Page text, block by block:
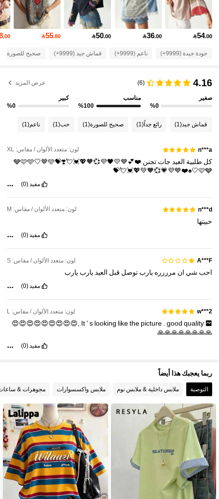
1.3M متابعون
4.83 1.3M متابعون
4.83 1.3M متابعون
4.83 1.3M متابعون
54.00
36.00
50.00
55.80
.00
جودة جيدة (9999+) ناعم (9999+) قماش جيد (9999+) صحيح للصورة (9999+)
4.16
(6) عرض المزيد
صغير
%0
مناسب
%100
كبير
%0
قماش جيد(1) رائع جداً(1) صحيح للصورة(1) حب(1) ناعم(1)
n***a لون: متعدد الألوان / مقاس: XL
كلطلبية العيد جاتتجنن
❤️💕💙💛🖤💜💞🧡💖💓💘❣️💝🩶🩷🩵🤍🤎🩵
🤍🩷🩶♠️❤️💙💜💗💞🧡💚💖💓💘💝
مفيد (0)
n***d لون: متعدد الألوان / مقاس: M
حبيتها
مفيد (0)
A***F لون: متعدد الألوان / مقاس: S
احب شي ان مرررره ياربتوصل قبل العيد يارب يارب
مفيد(0)
w***2 لون: متعدد الألوان / مقاس: L
It's looking likethe picture .goodquality
,😍😍😍😍😍😍😍😍😍
🙏🙏🙏🙏🙏🙏🙏🙏
مفيد(0)
ربما يعجبك هذا أيضاً
التوصية ملابس داخلية & ملابس نوم ملابس واكسسوارات مجوهرات &